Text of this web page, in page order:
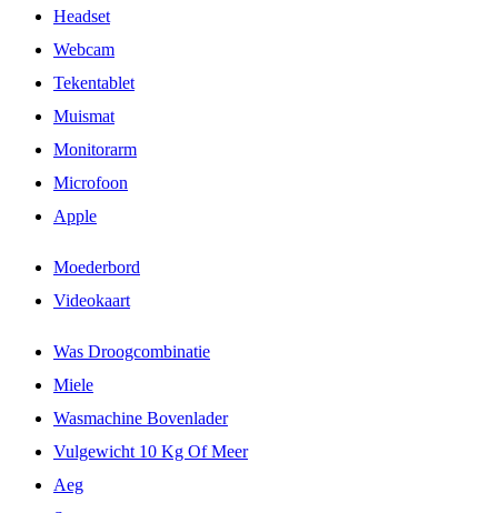
Headset
Webcam
Tekentablet
Muismat
Monitorarm
Microfoon
Apple
Moederbord
Videokaart
Was Droogcombinatie
Miele
Wasmachine Bovenlader
Vulgewicht 10 Kg Of Meer
Aeg